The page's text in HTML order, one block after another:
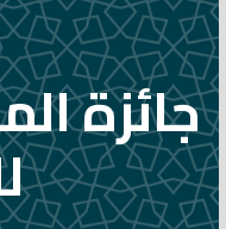
جائزة